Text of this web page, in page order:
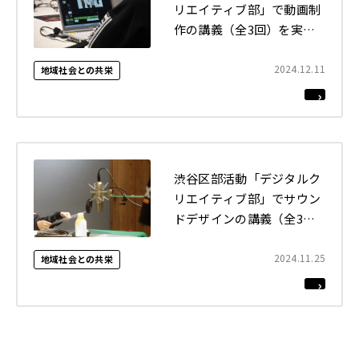
地域社会との共栄 2024.12.11
リエイティブ部」で動画制
作の講義（全3回）を実施
地域社会との共栄 2024.11.25
渋谷区部活動「デジタルク
リエイティブ部」でサウン
ドデザインの講義（全3